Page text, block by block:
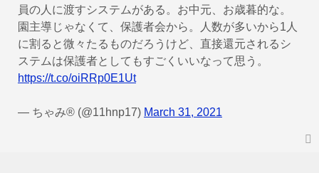
員の人に渡すシステムがある。お中元、お歳暮的な。
園主導じゃなくて、保護者会から。人数が多いから1人
に割ると微々たるものだろうけど、直接還元されるシ
ステムは保護者としてもすごくいいなって思う。
https://t.co/oiRRp0E1Ut
— ちゃみ® (@11hnp17) March 31, 2021